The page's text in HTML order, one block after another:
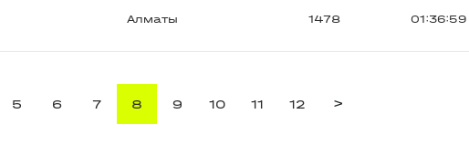
Алматы 1478 01:36:59
5 6 7 8 9 10 11 12 >